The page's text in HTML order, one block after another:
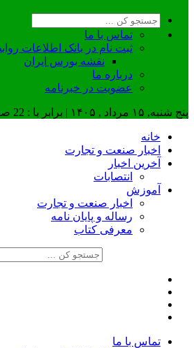
تماس با ما
ثبت نام در بانک اطلاعات
نقشه بورس ایران
درباره ما
عضويت در خبرنامه
پنج شنبه, ۱۵ مرداد , ۱۴۰۵ | برابر با : 22 صفر 1448
خانه
اخبار صنعت و تجارت
آخرین اخبار
انتصابات
آموزش
اخبار صنعت و تجارت
رساله و پایان نامه
معرفی کتاب
تماس با ما